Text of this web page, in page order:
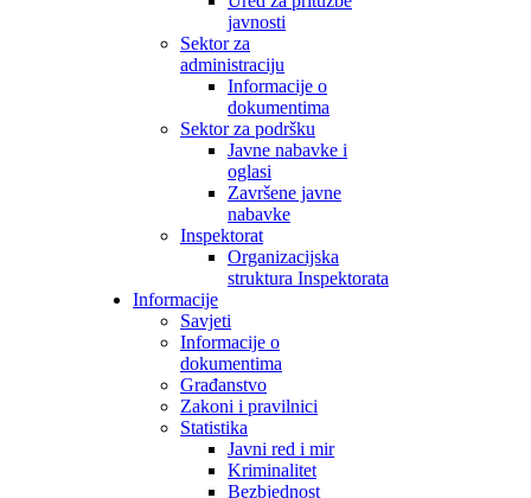
javnosti
Sektor za
administraciju
Informacije o
dokumentima
Sektor za podršku
Javne nabavke i
oglasi
Završene javne
nabavke
Inspektorat
Organizacijska
struktura Inspektorata
Informacije
Savjeti
Informacije o
dokumentima
Građanstvo
Zakoni i pravilnici
Statistika
Javni red i mir
Kriminalitet
Bezbjednost